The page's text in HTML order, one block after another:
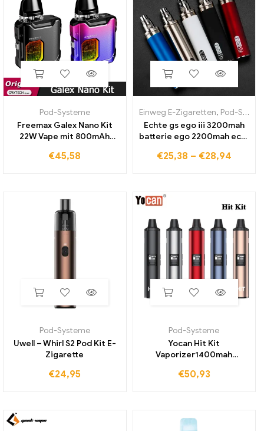
Pod-Systeme
Freemax Galex Nano Kit
22W Vape mit 800mAh
Patrone fit GX Mesh Coil E
€45,58
Einweg E-Zigaretten, Pod-Systeme
Echte gs ego iii 3200mah
batterie ego 2200mah ecig
verdampfer mah kapazität
€25,38 – €28,94
Pod-Systeme
Uwell – Whirl S2 Pod Kit E-
Zigarette
€24,95
Pod-Systeme
Yocan Hit Kit
Vaporizer1400mah
kammer oled Display
€50,93